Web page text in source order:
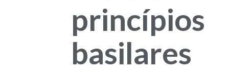
princípios
basilares